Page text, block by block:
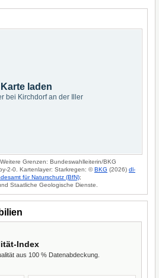
Karte laden
bei Kirchdorf an der Iller
. Weitere Grenzen: Bundeswahlleiterin/BKG
2-0. Kartenlayer: Starkregen: ©BKG (2026) dl-
für Naturschutz (BfN);
Staatliche Geologische Dienste.
Index
aus 100 % Datenabdeckung.